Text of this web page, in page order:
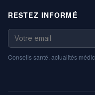
RESTEZ INFORMÉ
Conseils santé, actualités